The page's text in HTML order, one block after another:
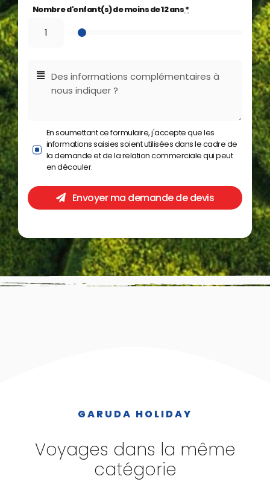
Nombre d'enfant(s) de moins de 12 ans*
En soumettant ce formulaire, j'accepte que les
informations saisies soient utilisées dans le cadre de
la demande et de la relation commerciale qui peut
en découler.
Envoyer ma demande de devis
GARUDA HOLIDAY
Voyages dans la même
catégorie